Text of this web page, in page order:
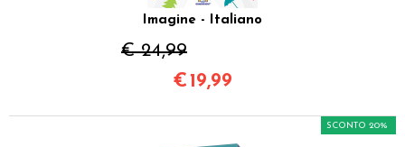
Imagine - Italiano
€ 24,99
€ 19,99
SCONTO 20%